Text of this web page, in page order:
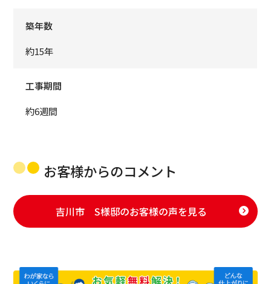
築年数
約15年
工事期間
約6週間
お客様からのコメント
吉川市 S様邸のお客様の声を見る